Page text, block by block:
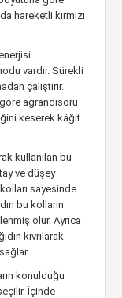
hareketli kırmızı
vardır. Sürekli
çalıştırır.
agrandisörü
keserek kâğıt
kullanılan bu
ve düşey
sayesinde
bu kolların
olur. Ayrıca
kıvrılarak
konulduğu
İçinde